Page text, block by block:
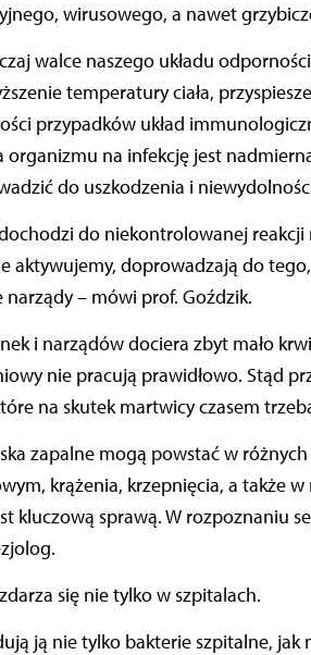
wirusowego, a nawet
walce naszego układu
temperatury ciała,
przypadków układ
organizmu na infekcję jest
do uszkodzenia i
do niekontrolowanej
aktywujemy, doprowadzają do
narządy – mówi prof. Goździk.
i narządów dociera zbyt mało
nie pracują prawidłowo. Stąd
na skutek martwicy czasem
zapalne mogą powstać w
krążenia, krzepnięcia, a także
kluczową sprawą. W rozpoznaniu
się nie tylko w szpitalach.
ją nie tylko bakterie szpitalne,